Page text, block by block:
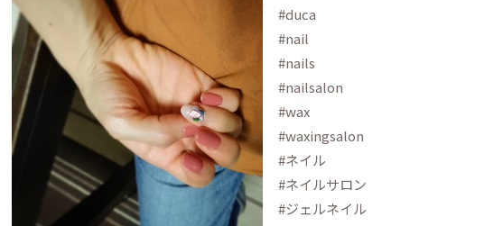
#duca
#nail
#nails
#nailsalon
#wax
#waxingsalon
#ネイル
#ネイルサロン
#ジェルネイル